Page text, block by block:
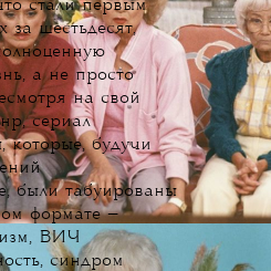
стали первым
шестьдесят,
а не просто
на свой
сериал
которые, будучи
были табуированы
формате —
ВИЧ
синдром